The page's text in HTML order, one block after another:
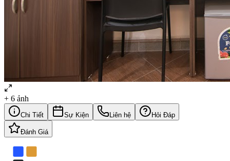
+ 6 ảnh
Chi Tiết Sự Kiện Liên hệ Hỏi Đáp
Đánh Giá